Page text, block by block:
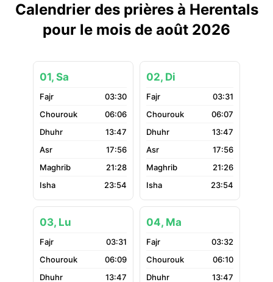
Calendrier des prières à Herentals
pour le mois de août 2026
01, Sa
03:30
06:06
13:47
17:56
21:28
23:54
02, Di
03:31
06:07
13:47
17:56
21:26
23:54
03, Lu
03:31
06:09
13:47
04, Ma
03:32
06:10
13:47